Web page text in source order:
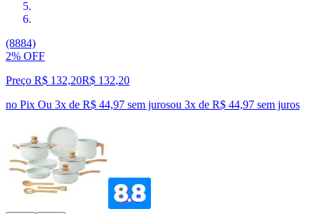
(8884)
2% OFF
Preço R$ 132,20R$ 132,20
no Pix Ou 3x de R$ 44,97 sem jurosou 3x de R$ 44,97 sem juros